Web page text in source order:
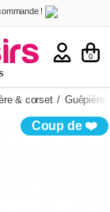
!
!
d'achat)
0
& corset / Guêpière
Coup de ❤️